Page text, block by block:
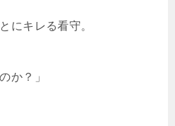
にキレる看守。
か？」